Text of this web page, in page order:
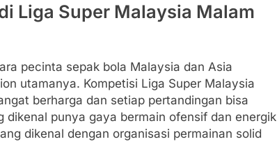
Liga Super Malaysia Malam
pecinta sepak bola Malaysia dan Asia
utamanya. Kompetisi Liga Super Malaysia
berharga dan setiap pertandingan bisa
dikenal punya gaya bermain ofensif dan energik
dikenal dengan organisasi permainan solid